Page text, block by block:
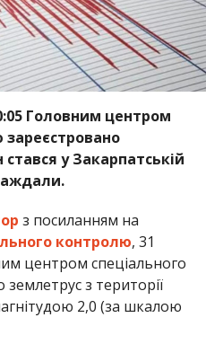
Головним центром
зареєстровано
стався у Закарпатській
з посиланням на
контролю, 31
центром спеціального
з території
2,0 (за шкалою